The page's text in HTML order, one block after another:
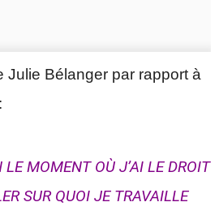
Julie Bélanger par rapport à
LE MOMENT OÙ J’AI LE DROIT
SUR QUOI JE TRAVAILLE